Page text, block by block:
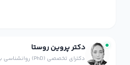
دکتر پروین روستا
دکترای تخصصی (PhD) روانشناسی بالینی